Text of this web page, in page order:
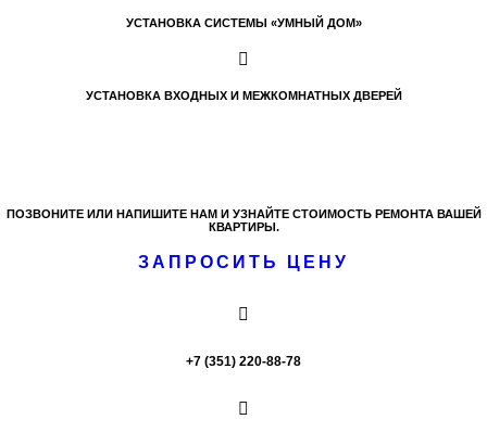
УСТАНОВКА СИСТЕМЫ «УМНЫЙ ДОМ»
УСТАНОВКА ВХОДНЫХ И МЕЖКОМНАТНЫХ ДВЕРЕЙ
ПОЗВОНИТЕ ИЛИ НАПИШИТЕ НАМ И УЗНАЙТЕ СТОИМОСТЬ РЕМОНТА ВАШЕЙ
КВАРТИРЫ.
ЗАПРОСИТЬ ЦЕНУ
+7 (351) 220-88-78